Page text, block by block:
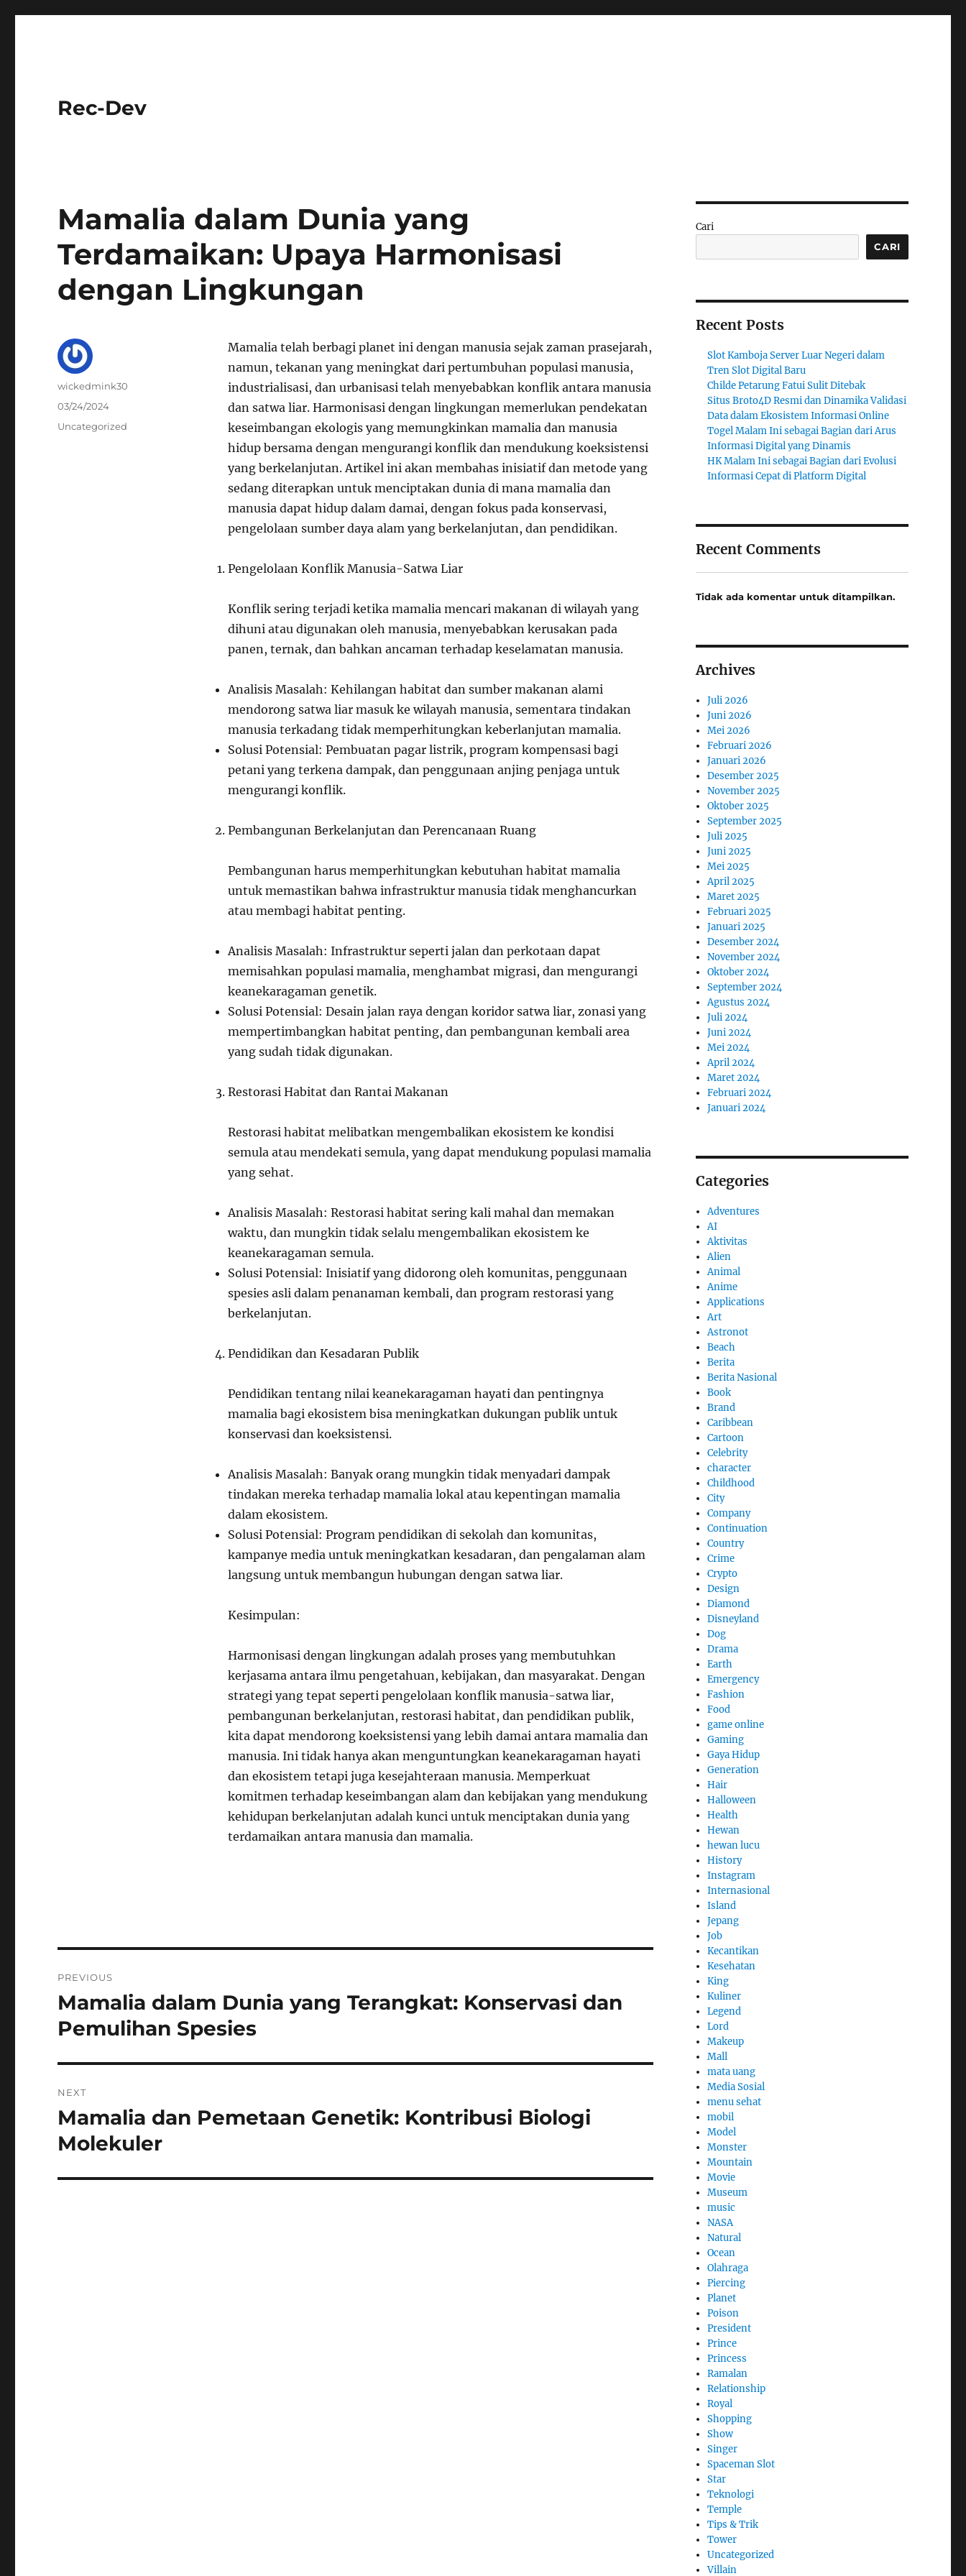
Rec-Dev
Mamalia dalam Dunia yang
Terdamaikan: Upaya Harmonisasi
dengan Lingkungan
Mamalia telah berbagi planet ini dengan manusia sejak zaman prasejarah,
namun, tekanan yang meningkat dari pertumbuhan populasi manusia,
industrialisasi, dan urbanisasi telah menyebabkan konflik antara manusia
dan satwa liar. Harmonisasi dengan lingkungan memerlukan pendekatan
keseimbangan ekologis yang memungkinkan mamalia dan manusia
hidup bersama dengan mengurangi konflik dan mendukung koeksistensi
yang berkelanjutan. Artikel ini akan membahas inisiatif dan metode yang
sedang diterapkan untuk menciptakan dunia di mana mamalia dan
manusia dapat hidup dalam damai, dengan fokus pada konservasi,
pengelolaan sumber daya alam yang berkelanjutan, dan pendidikan.
Pengelolaan Konflik Manusia-Satwa Liar
Konflik sering terjadi ketika mamalia mencari makanan di wilayah yang
dihuni atau digunakan oleh manusia, menyebabkan kerusakan pada
panen, ternak, dan bahkan ancaman terhadap keselamatan manusia.
Analisis Masalah: Kehilangan habitat dan sumber makanan alami
mendorong satwa liar masuk ke wilayah manusia, sementara tindakan
manusia terkadang tidak memperhitungkan keberlanjutan mamalia.
Solusi Potensial: Pembuatan pagar listrik, program kompensasi bagi
petani yang terkena dampak, dan penggunaan anjing penjaga untuk
mengurangi konflik.
Pembangunan Berkelanjutan dan Perencanaan Ruang
Pembangunan harus memperhitungkan kebutuhan habitat mamalia
untuk memastikan bahwa infrastruktur manusia tidak menghancurkan
atau membagi habitat penting.
Analisis Masalah: Infrastruktur seperti jalan dan perkotaan dapat
memisahkan populasi mamalia, menghambat migrasi, dan mengurangi
keanekaragaman genetik.
Solusi Potensial: Desain jalan raya dengan koridor satwa liar, zonasi yang
mempertimbangkan habitat penting, dan pembangunan kembali area
yang sudah tidak digunakan.
Restorasi Habitat dan Rantai Makanan
Restorasi habitat melibatkan mengembalikan ekosistem ke kondisi
semula atau mendekati semula, yang dapat mendukung populasi mamalia
yang sehat.
Analisis Masalah: Restorasi habitat sering kali mahal dan memakan
waktu, dan mungkin tidak selalu mengembalikan ekosistem ke
keanekaragaman semula.
Solusi Potensial: Inisiatif yang didorong oleh komunitas, penggunaan
spesies asli dalam penanaman kembali, dan program restorasi yang
berkelanjutan.
Pendidikan dan Kesadaran Publik
Pendidikan tentang nilai keanekaragaman hayati dan pentingnya
mamalia bagi ekosistem bisa meningkatkan dukungan publik untuk
konservasi dan koeksistensi.
Analisis Masalah: Banyak orang mungkin tidak menyadari dampak
tindakan mereka terhadap mamalia lokal atau kepentingan mamalia
dalam ekosistem.
Solusi Potensial: Program pendidikan di sekolah dan komunitas,
kampanye media untuk meningkatkan kesadaran, dan pengalaman alam
langsung untuk membangun hubungan dengan satwa liar.
Kesimpulan:
Harmonisasi dengan lingkungan adalah proses yang membutuhkan
kerjasama antara ilmu pengetahuan, kebijakan, dan masyarakat. Dengan
strategi yang tepat seperti pengelolaan konflik manusia-satwa liar,
pembangunan berkelanjutan, restorasi habitat, dan pendidikan publik,
kita dapat mendorong koeksistensi yang lebih damai antara mamalia dan
manusia. Ini tidak hanya akan menguntungkan keanekaragaman hayati
dan ekosistem tetapi juga kesejahteraan manusia. Memperkuat
komitmen terhadap keseimbangan alam dan kebijakan yang mendukung
kehidupan berkelanjutan adalah kunci untuk menciptakan dunia yang
terdamaikan antara manusia dan mamalia.
Author
wickedmink30
Posted
03/24/2024
Categories
Uncategorized
pos
PREVIOUS
Previous
post:
Mamalia dalam Dunia yang Terangkat: Konservasi dan
Pemulihan Spesies
NEXT
Next
post:
Mamalia dan Pemetaan Genetik: Kontribusi Biologi
Molekuler
Cari
CARI
Recent Posts
Slot Kamboja Server Luar Negeri dalam
Tren Slot Digital Baru
Childe Petarung Fatui Sulit Ditebak
Situs Broto4D Resmi dan Dinamika Validasi
Data dalam Ekosistem Informasi Online
Togel Malam Ini sebagai Bagian dari Arus
Informasi Digital yang Dinamis
HK Malam Ini sebagai Bagian dari Evolusi
Informasi Cepat di Platform Digital
Recent Comments
Tidak ada komentar untuk ditampilkan.
Archives
Juli 2026
Juni 2026
Mei 2026
Februari 2026
Januari 2026
Desember 2025
November 2025
Oktober 2025
September 2025
Juli 2025
Juni 2025
Mei 2025
April 2025
Maret 2025
Februari 2025
Januari 2025
Desember 2024
November 2024
Oktober 2024
September 2024
Agustus 2024
Juli 2024
Juni 2024
Mei 2024
April 2024
Maret 2024
Februari 2024
Januari 2024
Categories
Adventures
AI
Aktivitas
Alien
Animal
Anime
Applications
Art
Astronot
Beach
Berita
Berita Nasional
Book
Brand
Caribbean
Cartoon
Celebrity
character
Childhood
City
Company
Continuation
Country
Crime
Crypto
Design
Diamond
Disneyland
Dog
Drama
Earth
Emergency
Fashion
Food
game online
Gaming
Gaya Hidup
Generation
Hair
Halloween
Health
Hewan
hewan lucu
History
Instagram
Internasional
Island
Jepang
Job
Kecantikan
Kesehatan
King
Kuliner
Legend
Lord
Makeup
Mall
mata uang
Media Sosial
menu sehat
mobil
Model
Monster
Mountain
Movie
Museum
music
NASA
Natural
Ocean
Olahraga
Piercing
Planet
Poison
President
Prince
Princess
Ramalan
Relationship
Royal
Shopping
Show
Singer
Spaceman Slot
Star
Teknologi
Temple
Tips & Trik
Tower
Uncategorized
Villain